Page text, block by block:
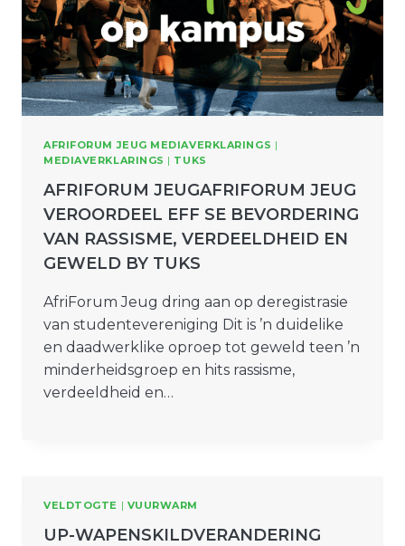
AFRIFORUM JEUG MEDIAVERKLARINGS |
MEDIAVERKLARINGS | TUKS
AFRIFORUM JEUGAFRIFORUM JEUG
VEROORDEEL EFF SE BEVORDERING
VAN RASSISME, VERDEELDHEID EN
GEWELD BY TUKS
AfriForum Jeug dring aan op deregistrasie
van studentevereniging Dit is ’n duidelike
en daadwerklike oproep tot geweld teen ’n
minderheidsgroep en hits rassisme,
verdeeldheid en…
VELDTOGTE | VUURWARM
UP-WAPENSKILDVERANDERING